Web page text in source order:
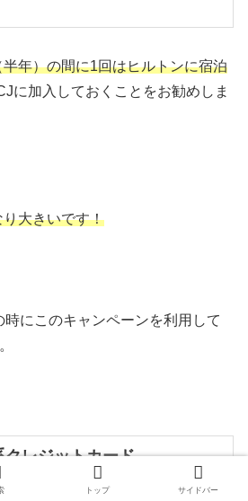
年）の間に1回はヒルトンに宿泊
に加入しておくことをお勧めしま
大きいです！
にこのキャンペーンを利用して
レジットカード
トップ サイドバー